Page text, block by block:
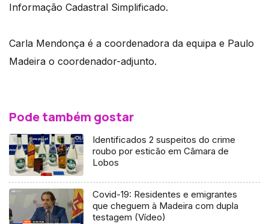
Informação Cadastral Simplificado.
Carla Mendonça é a coordenadora da equipa e Paulo
Madeira o coordenador-adjunto.
Pode também gostar
Identificados 2 suspeitos do crime
roubo por esticão em Câmara de
Lobos
Covid-19: Residentes e emigrantes
que cheguem à Madeira com dupla
testagem (Vídeo)